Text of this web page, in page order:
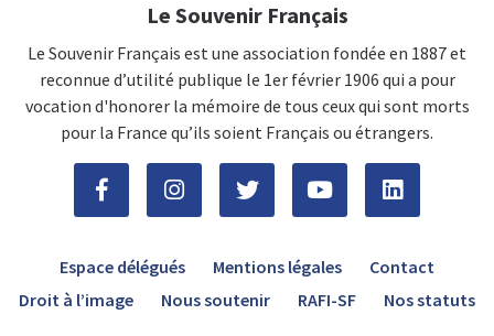
Le Souvenir Français
Le Souvenir Français est une association fondée en 1887 et
reconnue d’utilité publique le 1er février 1906 qui a pour
vocation d'honorer la mémoire de tous ceux qui sont morts
pour la France qu’ils soient Français ou étrangers.
Espace délégués Mentions légales
Contact
Droit à l’image
Nous soutenir RAFI-SF Nos statuts